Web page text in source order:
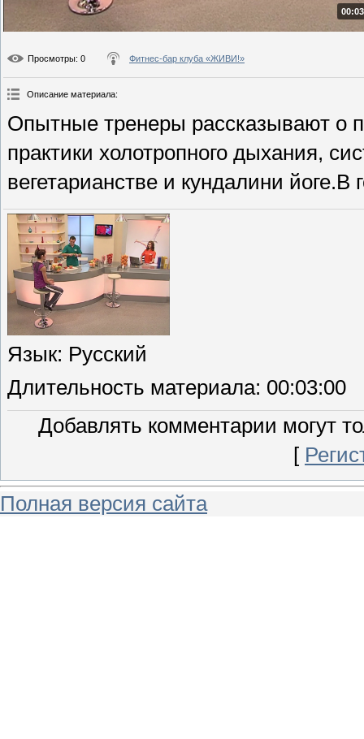
Просмотры: 0 Фитнес-бар клуба «ЖИВИ!»
Описание материала:
Опытные тренеры рассказывают о
практики холотропного дыхания,
вегетарианстве и кундалини
Язык: Русский
Длительность материала: 00:03:00
Добавлять комментарии могут
[
Полная версия сайта